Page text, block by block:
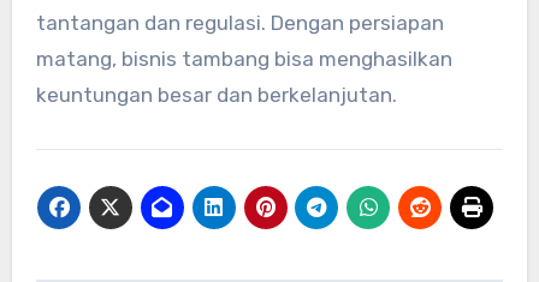
tantangan dan regulasi. Dengan persiapan
matang, bisnis tambang bisa menghasilkan
keuntungan besar dan berkelanjutan.